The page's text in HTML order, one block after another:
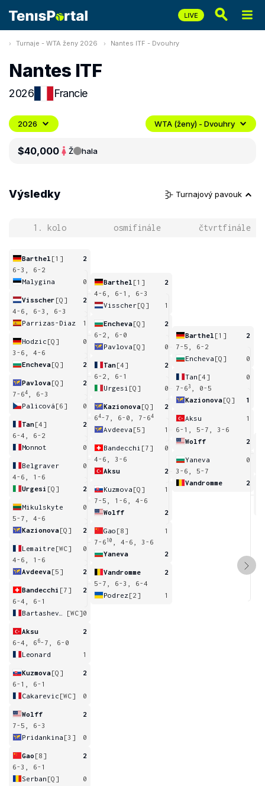
Turnaje - WTA ženy 2026 Nantes ITF - Dvouhry
Nantes ITF
2026 Francie
2026 WTA (ženy) - Dvouhry
$40,000 Ž hala
Výsledky Turnajový pavouk
1. kolo osmifinále čtvrtfinále
Barthel [1]
2
6-3, 6-2
Malygina
0
Visscher [Q]
2
4-6, 6-3, 6-3
Parrizas-Diaz
1
Hodzic [Q]
0
3-6, 4-6
Encheva[Q] 2
Pavlova[Q]
2
7-64
, 6-3
Palicová [6] 0
Tan[4]
2
6-4, 6-2
Monnot
0
Belgraver
0
4-6, 1-6
Urgesi [Q] 2
Mikulskyte
0
5-7, 4-6
Kazionova[Q] 2
Lemaitre [WC]
0
4-6, 1-6
Avdeeva[5] 2
Bandecchi [7]
2
6-4, 6-1
[WC]0
Aksu
2
6-4, 6 6-7, 6-0
Leonard
1
Kuzmova[Q]
2
6-1, 6-1
Cakarevic [WC] 0
Wolff
2
7-5, 6-3
Pridankina [3] 0
Gao [8]
2
6-3, 6-1
Serban [Q] 0
Barthel [1]
2
4-6, 6-1, 6-3
Visscher[Q] 1
Encheva[Q]
2
6-2, 6-0
Pavlova [Q] 0
Tan[4]
2
6-2, 6-1
Urgesi [Q] 0
Kazionova[Q]
2
64-7, 6-0, 7-64
Avdeeva [5] 1
Bandecchi [7]
0
4-6, 3-6
Aksu
2
Kuzmova [Q]
1
7-5, 1-6, 4-6
Wolff
2
Gao [8]
1
7-6 10
, 4-6, 3-6
Yaneva
2
Vandromme
2
5-7, 6-3, 6-4
Podrez [2] 1
Barthel [1]
2
7-5, 6-2
Encheva [Q] 0
Tan [4]
0
7-63
, 0-5
Kazionova[Q] 1
Aksu
1
6-1, 5-7, 3-6
Wolff
2
Yaneva
0
3-6, 5-7
Vandromme
2